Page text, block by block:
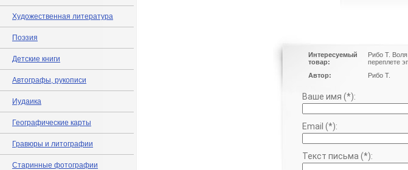
Художественная литература
Поэзия
Детские книги
Автографы, рукописи
Иудаика
Географические карты
Гравюры и литографии
Старинные фотографии
Интересуемый
товар:
Рибо Т.
переплете
Автор:
Рибо Т.
Ваше имя (*):
Email (*):
Текст письма (*):